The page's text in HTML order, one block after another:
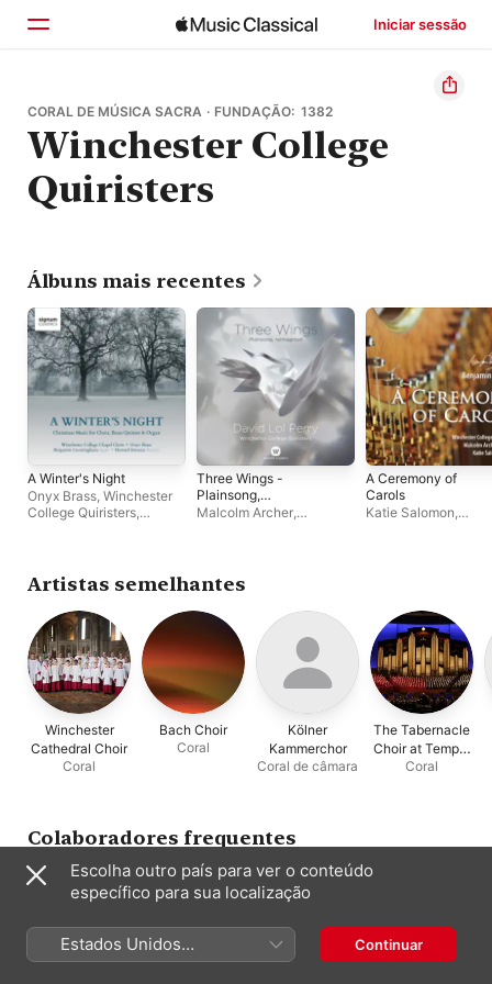
Iniciar sessão
Início
Explorar
Buscar
CORAL DE MÚSICA SACRA · FUNDAÇÃO: 1382
Winchester College
Quiristers
Álbuns mais recentes
A Winter's Night
Onyx Brass, Winchester
College Quiristers,
Three Wings -
Plainsong,
Reimagined
Malcolm Archer,
A Ceremony of
Carols
Katie Salomon,
Artistas semelhantes
Winchester
Cathedral Choir
Coral
Bach Choir
Coral
Kölner
Kammerchor
Coral de câmara
The Tabernacle
Choir at Temple
Square
Coral
Colaboradores frequentes
Escolha outro país para ver o conteúdo
específico para sua localização
Estados Unidos
(Português Brasil)
Continuar